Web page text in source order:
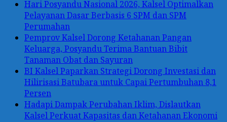
Hari Posyandu Nasional 2026, Kalsel Optimalkan
Pelayanan Dasar Berbasis 6 SPM dan SPM
Perumahan
Pemprov Kalsel Dorong Ketahanan Pangan
Keluarga, Posyandu Terima Bantuan Bibit
Tanaman Obat dan Sayuran
BI Kalsel Paparkan Strategi Dorong Investasi dan
Hilirisasi Batubara untuk Capai Pertumbuhan 8,1
Persen
Hadapi Dampak Perubahan Iklim, Dislautkan
Kalsel Perkuat Kapasitas dan Ketahanan Ekonomi